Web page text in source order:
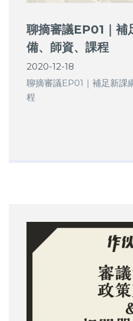
聊摘審議EP01｜補
備、師資、課程
2020-12-18
聊摘審議EP01｜補足新課
程